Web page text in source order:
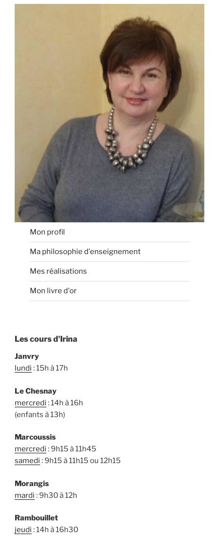
Mon profil
Ma philosophie d'enseignement
Mes réalisations
Mon livre d'or
Les cours d'Irina
Janvry
lundi : 15h à 17h
Le Chesnay
mercredi : 14h à 16h
(enfants à 13h)
Marcoussis
mercredi : 9h15 à 11h45
samedi : 9h15 à 11h15 ou 12h15
Morangis
mardi : 9h30 à 12h
Rambouillet
jeudi : 14h à 16h30